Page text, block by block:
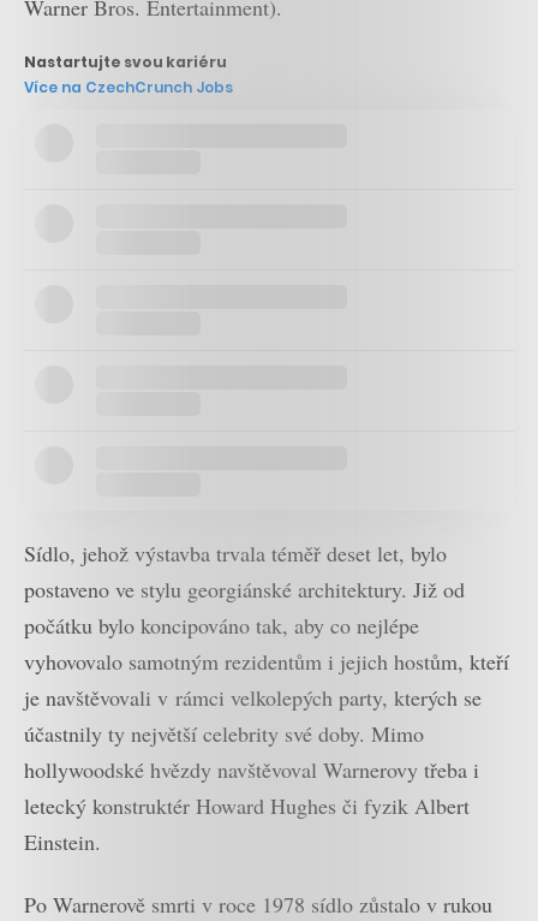
Warner Bros. Entertainment).
Nastartujte svou kariéru
Více na CzechCrunch Jobs
Sídlo, jehož výstavba trvala téměř deset let, bylo
postaveno ve stylu georgiánské architektury. Již od
počátku bylo koncipováno tak, aby co nejlépe
vyhovovalo samotným rezidentům i jejich hostům, kteří
je navštěvovali v rámci velkolepých party, kterých se
účastnily ty největší celebrity své doby. Mimo
hollywoodské hvězdy navštěvoval Warnerovy třeba i
letecký konstruktér Howard Hughes či fyzik Albert
Einstein.
Po Warnerově smrti v roce 1978 sídlo zůstalo v rukou